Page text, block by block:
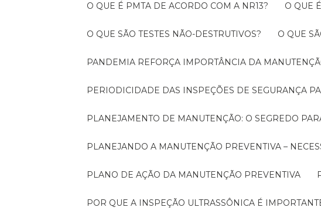
O QUE É PMTA DE ACORDO COM A NR13? O
O QUE SÃO TESTES NÃO-DESTRUTIVOS? O QUE
PANDEMIA REFORÇA IMPORTÂNCIA DA
PERIODICIDADE DAS INSPEÇÕES DE SEGURANÇA
PLANEJAMENTO DE MANUTENÇÃO: O SEGREDO
PLANEJANDO A MANUTENÇÃO PREVENTIVA –
PLANO DE AÇÃO DA MANUTENÇÃO PREVENTIVA
POR QUE A INSPEÇÃO ULTRASSÔNICA É